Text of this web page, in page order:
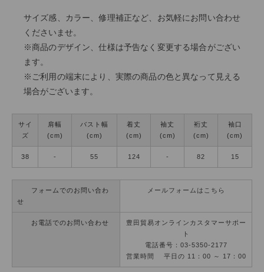
サイズ感、カラー、修理補正など、お気軽にお問い合わせ
くださいませ。
※商品のデザイン、仕様は予告なく変更する場合がござい
ます。
※ご利用の端末により、実際の商品の色と異なって見える
場合がございます。
サイ
ズ
肩幅
(cm)
バスト幅
(cm)
着丈
(cm)
袖丈
(cm)
裄丈
(cm)
袖口
(cm)
38 - 55 124 - 82 15
フォームでのお問い合わ
せ
メールフォームはこちら
お電話でのお問い合わせ
豊田貿易オンラインカスタマーサポー
ト
電話番号：03-5350-2177
営業時間 平日の 11：00 ～ 17：00